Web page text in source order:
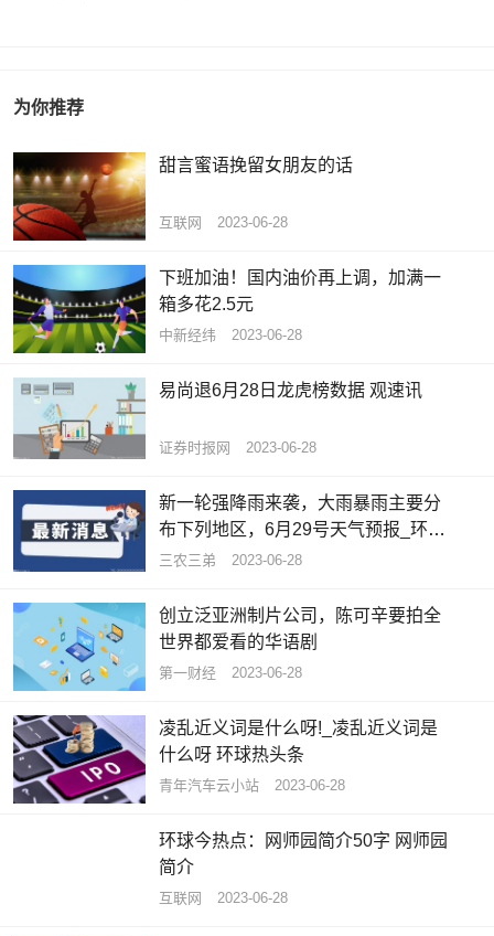
为你推荐
甜言蜜语挽留女朋友的话
互联网 2023-06-28
下班加油！国内油价再上调，加满一
箱多花2.5元
中新经纬 2023-06-28
易尚退6月28日龙虎榜数据 观速讯
证券时报网 2023-06-28
新一轮强降雨来袭，大雨暴雨主要分
布下列地区，6月29号天气预报_环球
聚焦
三农三弟 2023-06-28
创立泛亚洲制片公司，陈可辛要拍全
世界都爱看的华语剧
第一财经 2023-06-28
凌乱近义词是什么呀!_凌乱近义词是
什么呀 环球热头条
青年汽车云小站 2023-06-28
环球今热点：网师园简介50字 网师园
简介
互联网 2023-06-28